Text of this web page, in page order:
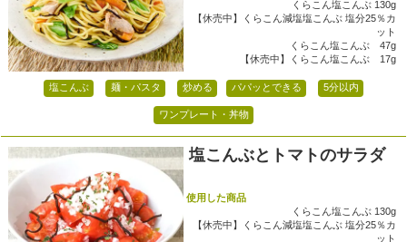
くらこん塩こんぶ 130g
【休売中】くらこん減塩塩こんぶ 塩分25％カ
ット
くらこん塩こんぶ 47g
【休売中】くらこん塩こんぶ 17g
塩こんぶ 麺・パスタ 炒める パパッとできる 5分以内
ワンプレート・丼物
塩こんぶとトマトのサラダ
使用した商品
くらこん塩こんぶ 130g
【休売中】くらこん減塩塩こんぶ 塩分25％カ
ット